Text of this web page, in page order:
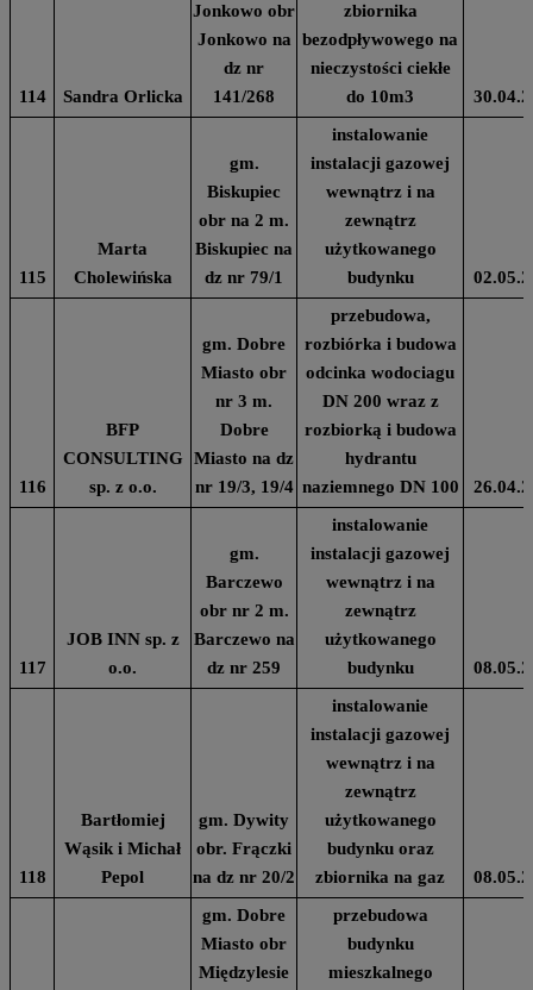
114 Sandra Orlicka
Jonkowo obr
Jonkowo na
dz nr
141/268
zbiornika
bezodpływowego na
nieczystości ciekłe
do 10m3
115
Marta
Cholewińska
gm.
Biskupiec
obr na 2 m.
Biskupiec na
dz nr 79/1
instalowanie
instalacji gazowej
wewnątrz i na
zewnątrz
użytkowanego
budynku
116
BFP
CONSULTING
sp. z o.o.
gm. Dobre
Miasto obr
nr 3 m.
Dobre
Miasto na dz
nr 19/3, 19/4
przebudowa,
rozbiórka i budowa
odcinka wodociagu
DN 200 wraz z
rozbiorką i budowa
hydrantu
naziemnego DN 100
117
JOB INN sp. z
o.o.
gm.
Barczewo
obr nr 2 m.
Barczewo na
dz nr 259
instalowanie
instalacji gazowej
wewnątrz i na
zewnątrz
użytkowanego
budynku
118
Bartłomiej
Wąsik i Michał
Pepol
gm. Dywity
obr. Frączki
na dz nr 20/2
instalowanie
instalacji gazowej
wewnątrz i na
zewnątrz
użytkowanego
budynku oraz
zbiornika na gaz
gm. Dobre
Miasto obr
Międzylesie
przebudowa
budynku
mieszkalnego